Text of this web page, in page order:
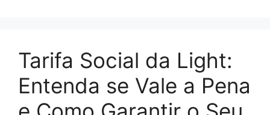
Tarifa Social da Light:
Entenda se Vale a Pena